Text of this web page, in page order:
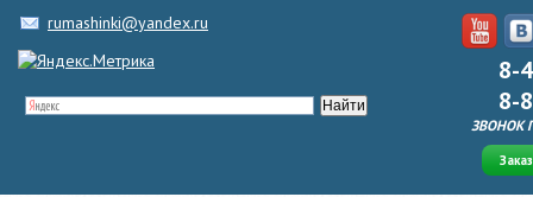
rumashinki@yandex.ru
8-
8-
ЗВОНОК